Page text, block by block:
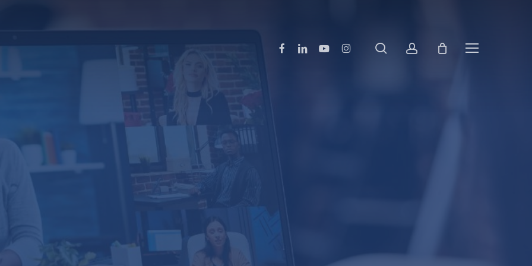
Menu
FacebookLinkedinYoutubeInstagram pesquisaraccount